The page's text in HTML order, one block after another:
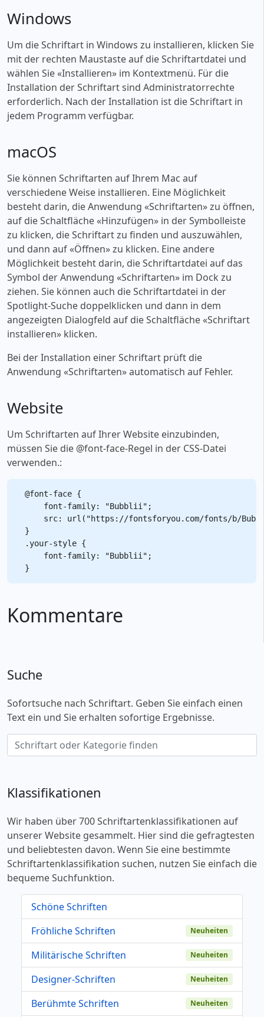
Windows
Um die Schriftart in Windows zu installieren, klicken Sie
mit der rechten Maustaste auf die Schriftartdatei und
wählen Sie «‎Installieren» im Kontextmenü. Für die
Installation der Schriftart sind Administratorrechte
erforderlich. Nach der Installation ist die Schriftart in
jedem Programm verfügbar.
macOS
Sie können Schriftarten auf Ihrem Mac auf
verschiedene Weise installieren. Eine Möglichkeit
besteht darin, die Anwendung «‎Schriftarten» zu öffnen,
auf die Schaltfläche «‎Hinzufügen» in der Symbolleiste
zu klicken, die Schriftart zu finden und auszuwählen,
und dann auf «‎Öffnen» zu klicken. Eine andere
Möglichkeit besteht darin, die Schriftartdatei auf das
Symbol der Anwendung «‎Schriftarten» im Dock zu
ziehen. Sie können auch die Schriftartdatei in der
Spotlight-Suche doppelklicken und dann in dem
angezeigten Dialogfeld auf die Schaltfläche «‎Schriftart
installieren» klicken.
Bei der Installation einer Schriftart prüft die
Anwendung «‎Schriftarten» automatisch auf Fehler.
Website
Um Schriftarten auf Ihrer Website einzubinden,
müssen Sie die @font-face-Regel in der CSS-Datei
verwenden.:
@font-face {
    font-family: "Bubblii";
src: url("https://fontsforyou.com/fonts/b/
}
.your-style {
    font-family: "Bubblii";
Kommentare
Suche
Sofortsuche nach Schriftart. Geben Sie einfach einen
Text ein und Sie erhalten sofortige Ergebnisse.
Klassifikationen
Wir haben über 700 Schriftartenklassifikationen auf
unserer Website gesammelt. Hier sind die gefragtesten
und beliebtesten davon. Wenn Sie eine bestimmte
Schriftartenklassifikation suchen, nutzen Sie einfach die
bequeme Suchfunktion.
Schöne Schriften
Fröhliche Schriften
Neuheiten
Militärische Schriften Neuheiten
Designer-Schriften Neuheiten
Berühmte Schriften Neuheiten